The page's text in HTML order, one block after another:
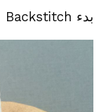
بدء Backstitch